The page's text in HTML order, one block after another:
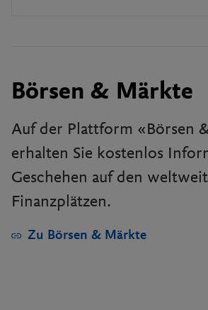
Börsen & Märkte
Auf der Plattform «Börsen
erhalten Sie kostenlos
Geschehen auf den
Finanzplätzen.
Zu Börsen & Märkte